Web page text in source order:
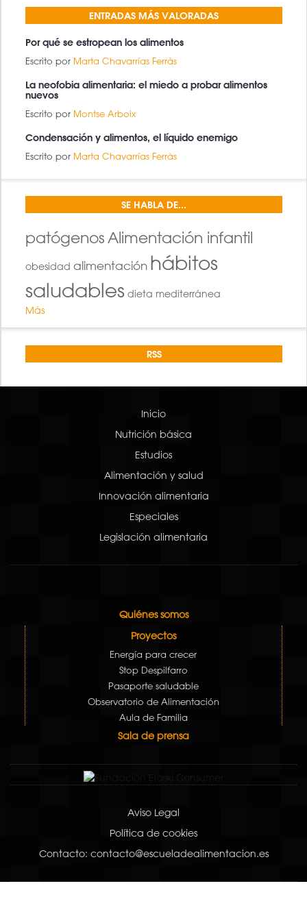
ENTRADAS MÁS VALORADAS
Por qué se estropean los alimentos
Escrito por Marta Chavarrías Ferràs
La neofobia alimentaria: el miedo a probar alimentos
nuevos
Escrito por Montse Arboix
Condensación y alimentos, el líquido enemigo
Escrito por Marta Chavarrías Ferràs
SE HABLA DE...
patógenos Alimentación infantil
obesidad alimentación hábitos
saludables dieta mediterránea
Más
RSS
Inicio
Nutrición básica
Estudios
Alimentación y salud
Innovación alimentaria
Especiales
Legislación alimentaria
Quiénes somos
Proyectos
Energía para crecer
Stop Despilfarro
Pasaporte saludable
Observatorio de Alimentación
Aula de Familia
Sala de prensa
Aviso Legal
Política de cookies
Contacto: contacto@escueladealimentacion.es